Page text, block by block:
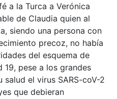
a la Turca a Verónica
de Claudia quien al
siendo una persona con
precoz, no había
del esquema de
pese a los grandes
el virus SARS-coV-2
que debieran